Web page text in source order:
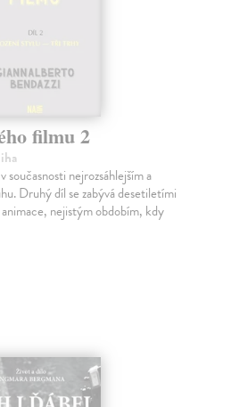
filmu 2
nejrozsáhlejším a
Druhý díl se zabývá desetiletími
nejistým obdobím, kdy